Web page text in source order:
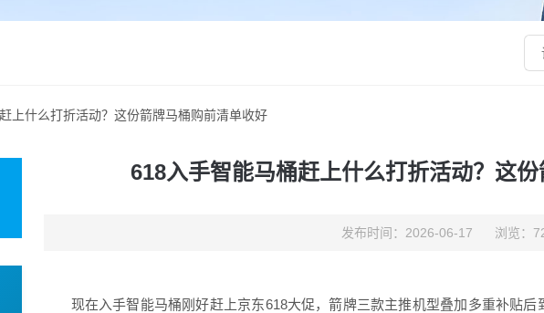
上什么打折活动？这份箭牌马桶购前清单收好
618入手智能马桶赶上什么打折活动？这
发布时间：2026-06-17 浏览：
现在入手智能马桶刚好赶上京东618大促，箭牌三款主推机型叠加多重补贴